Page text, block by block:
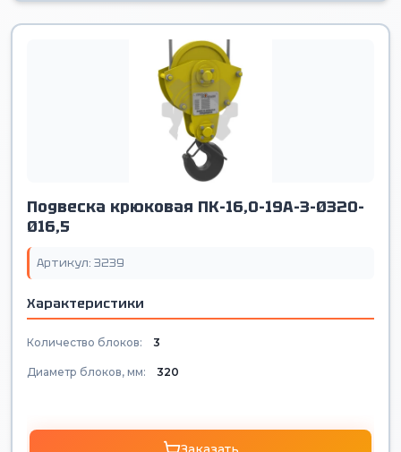
Подвеска крюковая ПК-16,0-19А-3-Ø320-
Ø16,5
Артикул: 3239
Характеристики
Количество блоков: 3
Диаметр блоков, мм: 320